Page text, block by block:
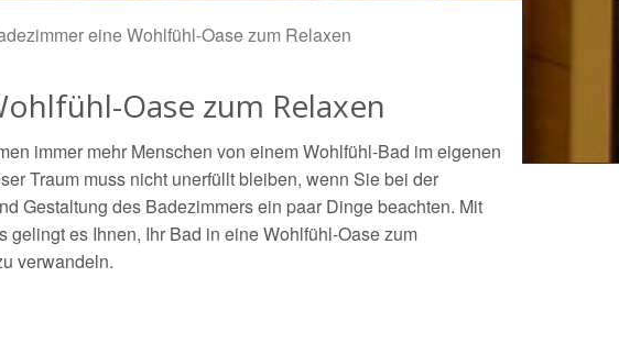
eine Wohlfühl-Oase zum Relaxen
Oase zum Relaxen
immer mehr Menschen von einem Wohlfühl-Bad im eigenen
Traum muss nicht unerfüllt bleiben, wenn Sie bei der
Gestaltung des Badezimmers ein paar Dinge beachten. Mit
gelingt es Ihnen, Ihr Bad in eine Wohlfühl-Oase zum
verwandeln.